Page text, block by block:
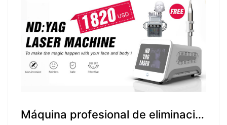
Máquina profesional de eliminación de tatuajes con láser Nd Yag de 1064 nm